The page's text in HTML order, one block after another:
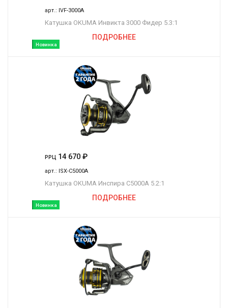
Новинка
арт.: IVF-3000A
Катушка OKUMA Инвикта 3000 Фидер 5.3:1
ПОДРОБНЕЕ
Новинка
РРЦ 14 670 ₽
арт.: ISX-C5000A
Катушка OKUMA Инспира C5000A 5.2:1
ПОДРОБНЕЕ